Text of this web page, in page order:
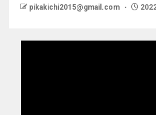
pikakichi2015@gmail.com